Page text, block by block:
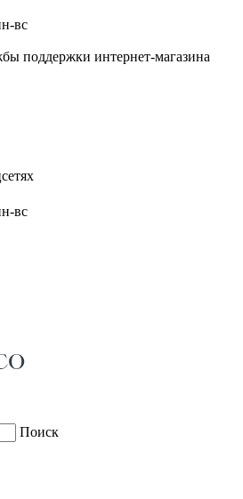
вс
поддержки интернет-магазина
вс
Поиск